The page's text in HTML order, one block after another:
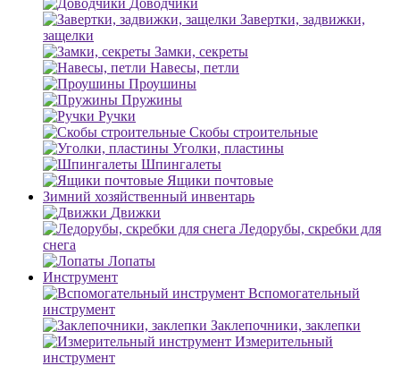
Доводчики
Завертки, задвижки,
защелки
Замки, секреты
Навесы, петли
Проушины
Пружины
Ручки
Скобы строительные
Уголки, пластины
Шпингалеты
Ящики почтовые
Зимний хозяйственный инвентарь
Движки
Ледорубы, скребки для
снега
Лопаты
Инструмент
Вспомогательный
инструмент
Заклепочники, заклепки
Измерительный
инструмент